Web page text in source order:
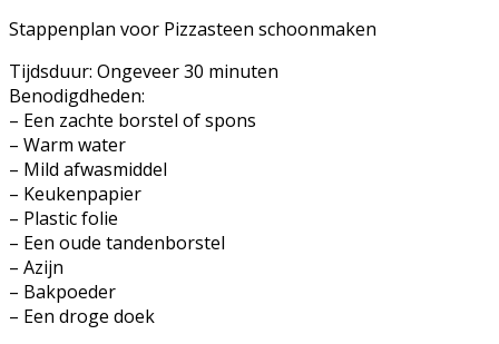
Stappenplan voor Pizzasteen schoonmaken
Tijdsduur: Ongeveer 30 minuten
Benodigdheden:
– Een zachte borstel of spons
– Warm water
– Mild afwasmiddel
– Keukenpapier
– Plastic folie
– Een oude tandenborstel
– Azijn
– Bakpoeder
– Een droge doek